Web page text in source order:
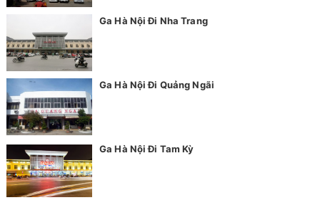
Ga Hà Nội Đi Nha Trang
Ga Hà Nội Đi Quảng Ngãi
Ga Hà Nội Đi Tam Kỳ